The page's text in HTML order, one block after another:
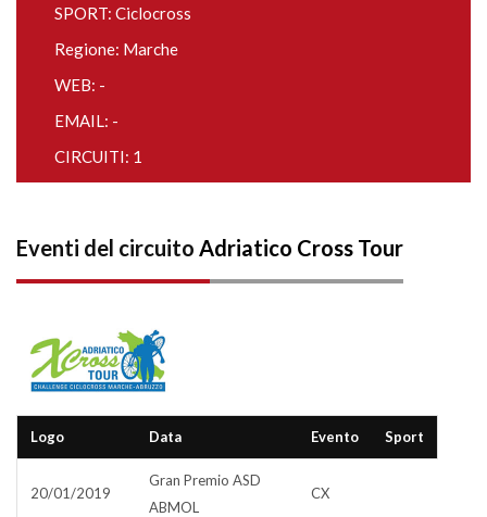
SPORT: Ciclocross
Regione: Marche
WEB: -
EMAIL: -
CIRCUITI: 1
Eventi del circuito Adriatico Cross Tour
Logo Data Evento Sport
20/01/2019
Gran Premio ASD
ABMOL
CX